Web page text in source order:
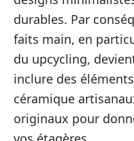
durables. Par
faits main, en
du upcycling,
inclure des
céramique
originaux pour